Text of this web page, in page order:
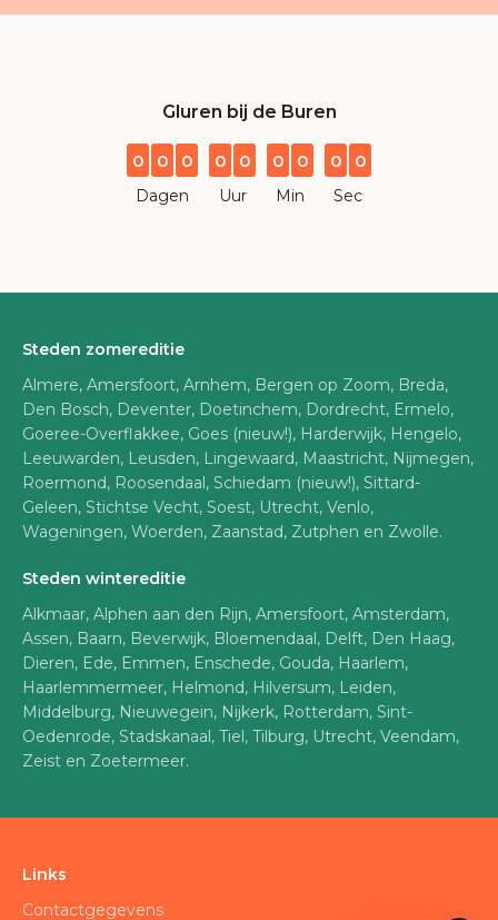
Gluren bij de Buren
0 0 0
Dagen
0 0
Uur
0 0
Min
0 0
Sec
Steden zomereditie
Almere, Amersfoort, Arnhem, Bergen op Zoom, Breda,
Den Bosch, Deventer, Doetinchem, Dordrecht, Ermelo,
Goeree-Overflakkee, Goes (nieuw!), Harderwijk, Hengelo,
Leeuwarden, Leusden, Lingewaard, Maastricht, Nijmegen,
Roermond, Roosendaal, Schiedam (nieuw!), Sittard-
Geleen, Stichtse Vecht, Soest, Utrecht, Venlo,
Wageningen, Woerden, Zaanstad, Zutphen en Zwolle.
Steden wintereditie
Alkmaar, Alphen aan den Rijn, Amersfoort, Amsterdam,
Assen, Baarn, Beverwijk, Bloemendaal, Delft, Den Haag,
Dieren, Ede, Emmen, Enschede, Gouda, Haarlem,
Haarlemmermeer, Helmond, Hilversum, Leiden,
Middelburg, Nieuwegein, Nijkerk, Rotterdam, Sint-
Oedenrode, Stadskanaal, Tiel, Tilburg, Utrecht, Veendam,
Zeist en Zoetermeer.
Links
Contactgegevens